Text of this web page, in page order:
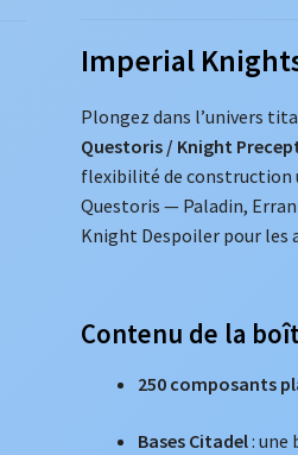
Imperial
Plongez dans l’univers
Questoris / Knight
flexibilité de construction
Questoris — Paladin,
Knight Despoiler pour les
Contenu de la
250 composants
Bases Citadel: une